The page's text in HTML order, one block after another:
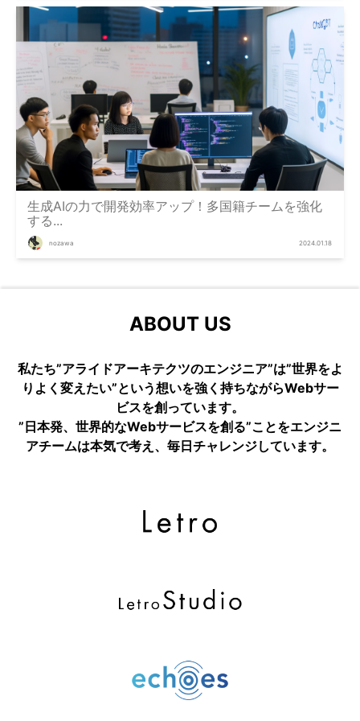
生成AIの力で開発効率アップ！多国籍チームを強化
する...
nozawa 2024.01.18
ABOUT US
私たち”アライドアーキテクツのエンジニア”は”世界をよ
りよく変えたい”という想いを強く持ちながらWebサー
ビスを創っています。
”日本発、世界的なWebサービスを創る”ことをエンジニ
アチームは本気で考え、毎日チャレンジしています。